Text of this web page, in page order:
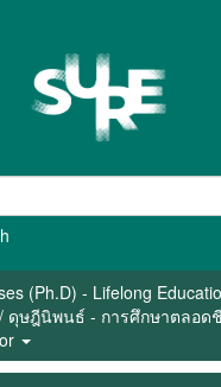
(Ph.D) - Lifelong
/ ดุษฎีนิพนธ์ - การศึกษาตลอ